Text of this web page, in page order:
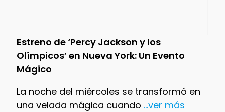
Estreno de ‘Percy Jackson y los
Olímpicos’ en Nueva York: Un Evento
Mágico
La noche del miércoles se transformó en
una velada mágica cuando ...ver más